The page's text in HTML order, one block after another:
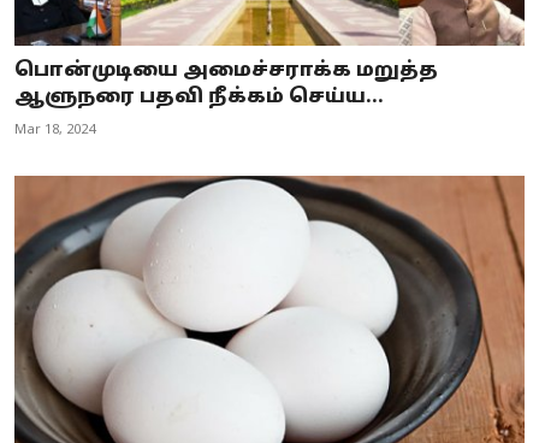
பொன்முடியை அமைச்சராக்க மறுத்த
ஆளுநரை பதவி நீக்கம் செய்ய...
Mar 18, 2024